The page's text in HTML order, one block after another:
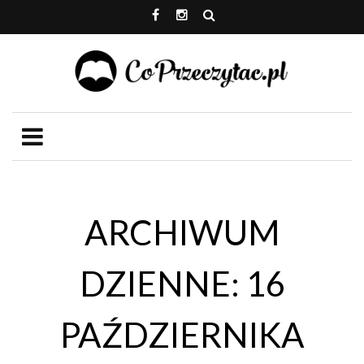
ARCHIWUM
DZIENNE: 16
PAŹDZIERNIKA